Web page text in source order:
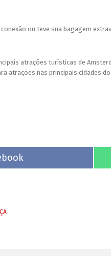
ou teve sua bagagem
atrações turísticas de
atrações nas principais cidades